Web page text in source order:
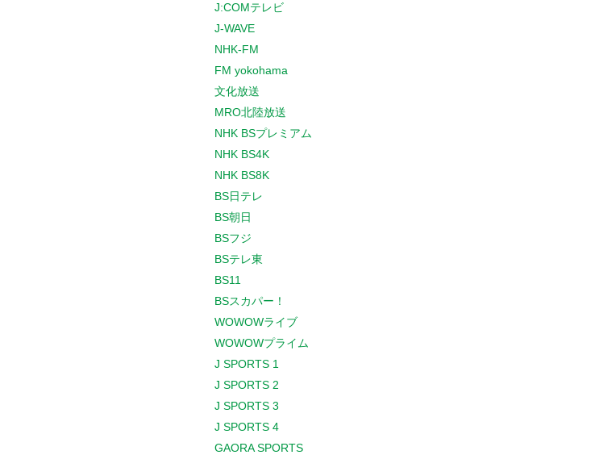
J:COMテレビ
J-WAVE
NHK-FM
FM yokohama
文化放送
MRO北陸放送
NHK BSプレミアム
NHK BS4K
NHK BS8K
BS日テレ
BS朝日
BSフジ
BSテレ東
BS11
BSスカパー！
WOWOWライブ
WOWOWプライム
J SPORTS 1
J SPORTS 2
J SPORTS 3
J SPORTS 4
GAORA SPORTS